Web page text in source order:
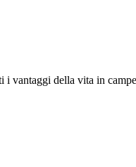
i vantaggi della vita in